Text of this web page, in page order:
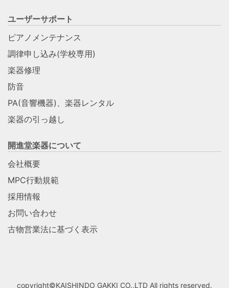
ユーザーサポート
ピアノメンテナンス
調律申し込み(学校専用)
楽器修理
防音
PA(音響機器)、楽器レンタル
楽器の引っ越し
開進堂楽器について
会社概要
MPC行動規範
採用情報
お問い合わせ
古物営業法に基づく表示
copyright©KAISHINDO GAKKI CO.,LTD All rights reserved.